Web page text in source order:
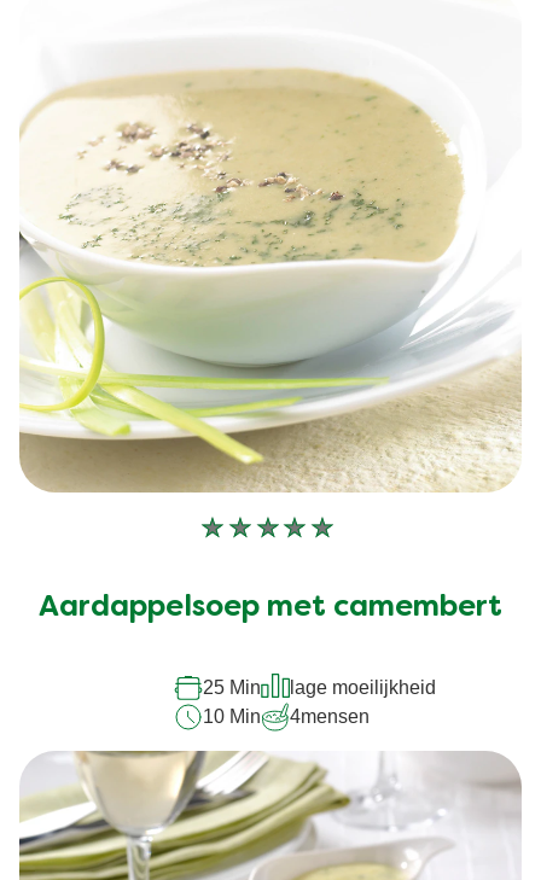
Geen
voor
Aardappelsoep met camembert
25 Min
lage moeilijkheid
10 Min
4mensen